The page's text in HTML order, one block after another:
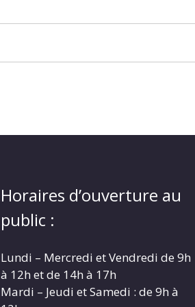
Horaires d’ouverture au
public :
Lundi – Mercredi et Vendredi de 9h
à 12h et de 14h à 17h
Mardi – Jeudi et Samedi : de 9h à